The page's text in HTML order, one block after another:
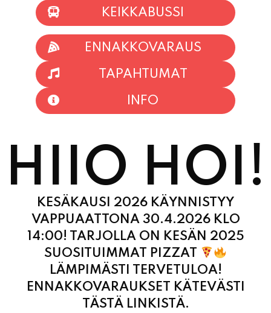
TAPAHTUMAT
INFO
HIIO HOI!
KESÄKAUSI 2026 KÄYNNISTYY
VAPPUAATTONA 30.4.2026 KLO
14:00! TARJOLLA ON KESÄN 2025
SUOSITUIMMAT PIZZAT
LÄMPIMÄSTI TERVETULOA!
ENNAKKOVARAUKSET KÄTEVÄSTI
TÄSTÄ LINKISTÄ.